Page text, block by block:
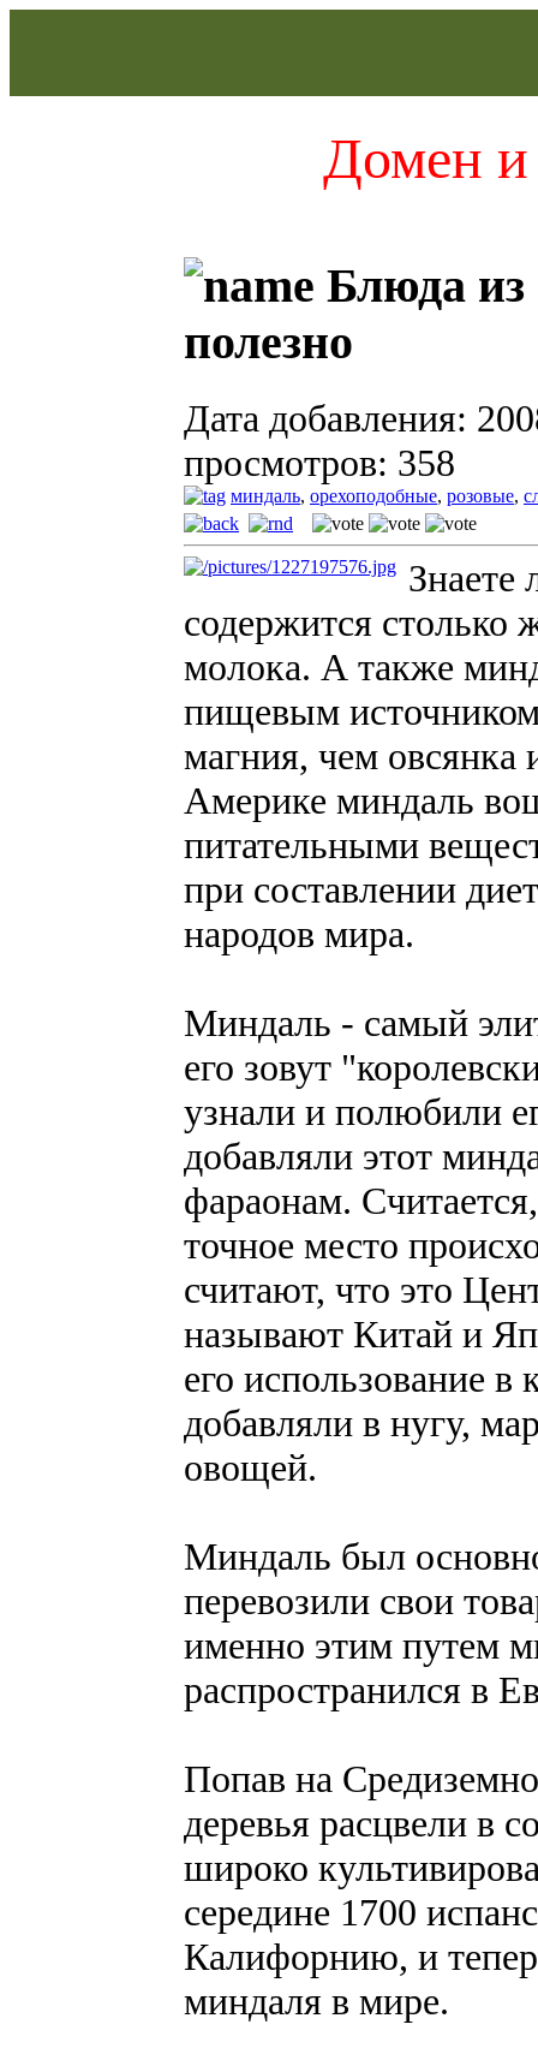
Домен и
Блюда из
полезно
Дата добавления:
просмотров: 358
миндаль, орехоподобные, розовые,
Знаете
содержится столько
молока. А также
пищевым
магния, чем
Америке миндаль
питательными
при составлении
народов мира.
Миндаль - самый
его зовут
узнали и полюбили
добавляли этот
фараонам.
точное место
считают, что это
называют Китай и
его использование
добавляли в нугу,
овощей.
Миндаль был
перевозили свои
именно этим путем
распространился в
Попав на
деревья расцвели в
широко
середине 1700
Калифорнию, и
миндаля в мире.